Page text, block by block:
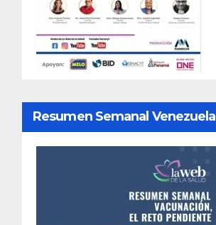
Resumen Semanal Venezuela